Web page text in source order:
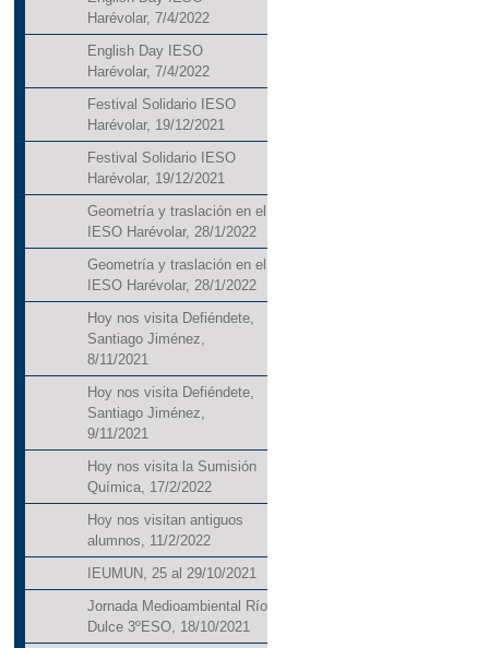
Harévolar, 7/4/2022
English Day IESO
Harévolar, 7/4/2022
Festival Solidario IESO
Harévolar, 19/12/2021
Festival Solidario IESO
Harévolar, 19/12/2021
Geometría y traslación en el
IESO Harévolar, 28/1/2022
Geometría y traslación en el
IESO Harévolar, 28/1/2022
Hoy nos visita Defiéndete,
Santiago Jiménez,
8/11/2021
Hoy nos visita Defiéndete,
Santiago Jiménez,
9/11/2021
Hoy nos visita la Sumisión
Química, 17/2/2022
Hoy nos visitan antiguos
alumnos, 11/2/2022
IEUMUN, 25 al 29/10/2021
Jornada Medioambiental Río
Dulce 3ºESO, 18/10/2021